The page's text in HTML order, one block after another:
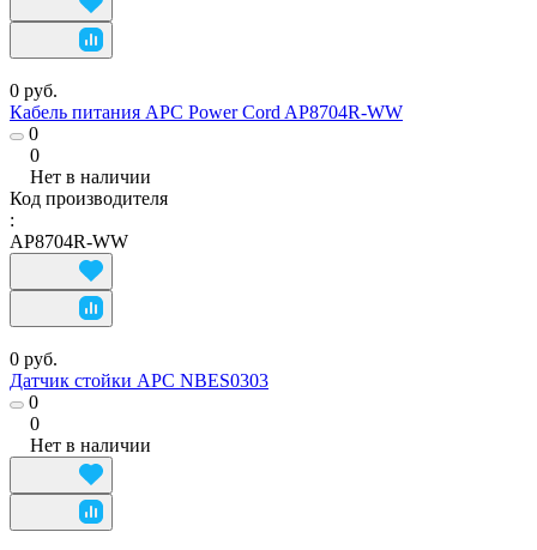
0 руб.
Кабель питания APC Power Cord AP8704R-WW
0
0
Нет в наличии
Код производителя
:
AP8704R-WW
0 руб.
Датчик стойки APC NBES0303
0
0
Нет в наличии